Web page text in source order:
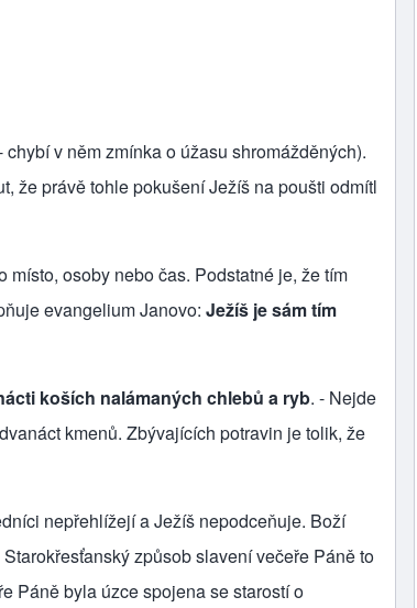
v něm zmínka o úžasu shromážděných).
že právě tohle pokušení Ježíš na poušti odmítl
osoby nebo čas. Podstatné je, že tím
evangelium Janovo: Ježíš je sám tím
koších nalámaných chlebů a ryb. - Nejde
kmenů. Zbývajících potravin je tolik, že
nepřehlížejí a Ježíš nepodceňuje. Boží
způsob slavení večeře Páně to
Páně byla úzce spojena se starostí o